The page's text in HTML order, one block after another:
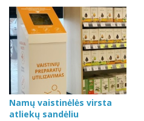
Namų vaistinėlės virsta
atliekų sandėliu